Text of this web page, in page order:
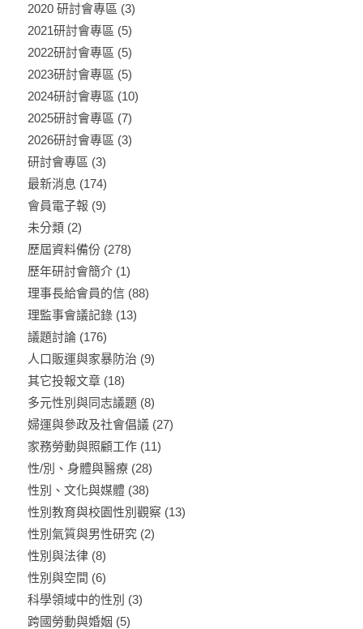
2020 研討會專區 (3)
2021研討會專區 (5)
2022研討會專區 (5)
2023研討會專區 (5)
2024研討會專區 (10)
2025研討會專區 (7)
2026研討會專區 (3)
研討會專區 (3)
最新消息 (174)
會員電子報 (9)
未分類(2)
歷屆資料備份(278)
歷年研討會簡介(1)
理事長給會員的信(88)
理監事會議記錄(13)
議題討論(176)
人口販運與家暴防治 (9)
其它投報文章(18)
多元性別與同志議題(8)
婦運與參政及社會倡議(27)
家務勞動與照顧工作(11)
性/別、身體與醫療(28)
性別、文化與媒體(38)
性別教育與校園性別觀察 (13)
性別氣質與男性研究(2)
性別與法律(8)
性別與空間 (6)
科學領域中的性別 (3)
跨國勞動與婚姻 (5)